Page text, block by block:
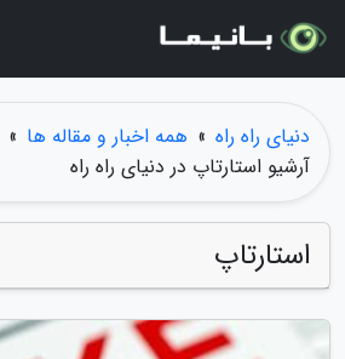
دنیای راه راه » همه اخبار و مقاله ها »
آرشیو استارتاپ در دنیای راه راه
استارتاپ